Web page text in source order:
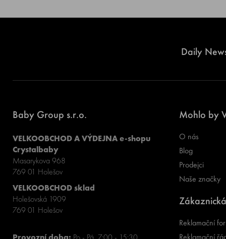
Daily
Baby Group s.r.o.
VELKOOBCHOD A VÝDEJNA e-shopu
Crystalbaby
Masarykova 968
769 01 Holešov
VELKOOBCHOD sklad
Holešovská 1909
769 01 Holešov
Mohlo by
O nás
Blog
Prodejci
Naše značky
Reklamační